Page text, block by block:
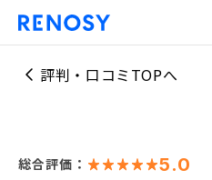
評判・口コミTOPへ
総合評価： 5.0